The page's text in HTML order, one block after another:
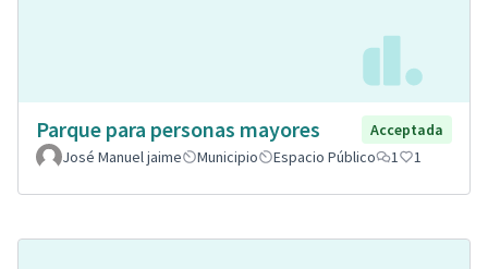
Parque para personas mayores
Acceptada
José Manuel jaime
Municipio Espacio Público 1 1